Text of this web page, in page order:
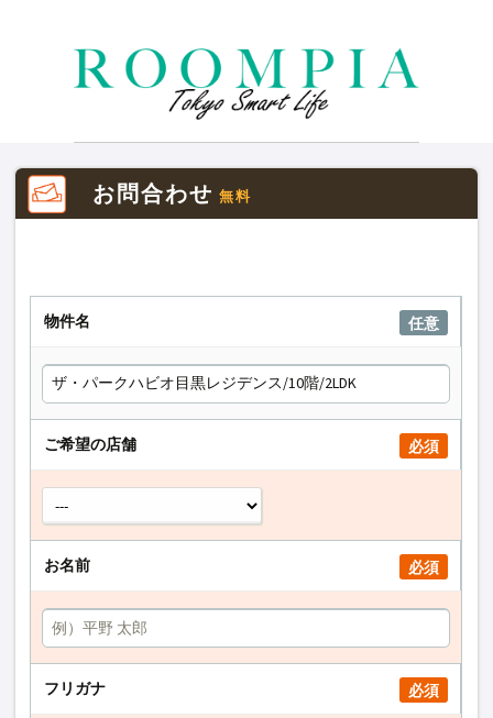
お問合わせ 無料
物件名 任意
ご希望の店舗 必須
お名前 必須
フリガナ 必須